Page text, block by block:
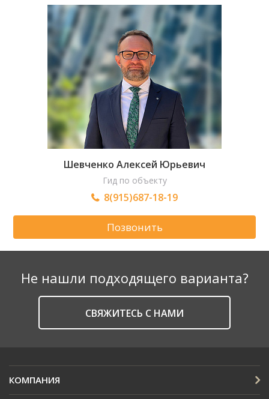
Шевченко Алексей Юрьевич
Гид по объекту
8(915)687-18-19
Позвонить
Не нашли подходящего варианта?
CВЯЖИТЕСЬ С НАМИ
КОМПАНИЯ